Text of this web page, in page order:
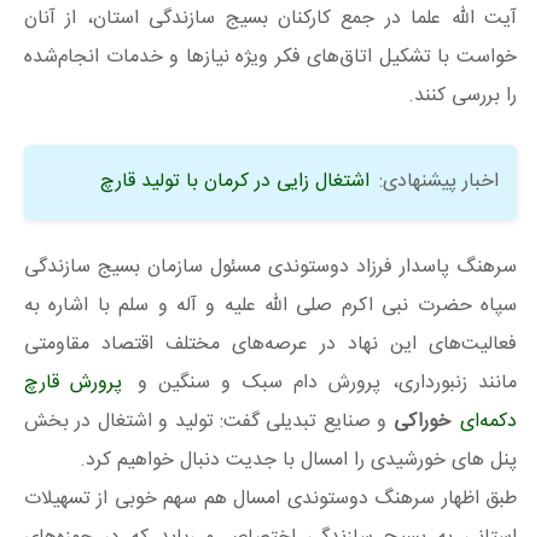
آیت الله علما در جمع کارکنان بسیج سازندگی استان، از آنان
خواست با تشکیل اتاق‌های فکر ویژه نیاز‌ها و خدمات انجام‌شده
را بررسی کنند.
اخبار پیشنهادی: اشتغال زایی در کرمان با تولید قارچ
سرهنگ پاسدار فرزاد دوستوندی مسئول سازمان بسیج سازندگی
سپاه حضرت نبی اکرم صلی الله علیه و آله و سلم با اشاره به
فعالیت‌های این نهاد در عرصه‌های مختلف اقتصاد مقاومتی
مانند زنبورداری، پرورش دام سبک و سنگین و پرورش قارچ
دکمه‌ای خوراکی و صنایع تبدیلی گفت: تولید و اشتغال در بخش
پنل‌ های خورشیدی را امسال با جدیت دنبال خواهیم کرد.
طبق اظهار سرهنگ دوستوندی امسال هم سهم خوبی از تسهیلات